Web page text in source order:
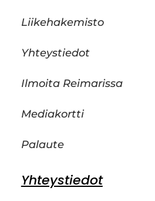
Liikehakemisto
Yhteystiedot
Ilmoita Reimarissa
Mediakortti
Palaute
Yhteystiedot